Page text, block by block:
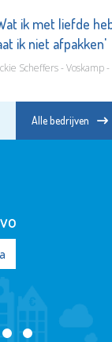
ik met liefde
ik niet afpakken'
Scheffers - Voskamp
Alle bedrijven